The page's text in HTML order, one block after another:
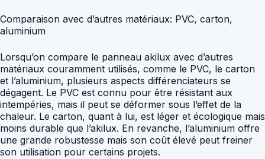
Comparaison avec d’autres matériaux: PVC, carton,
aluminium
Lorsqu’on compare le panneau akilux avec d’autres
matériaux couramment utilisés, comme le PVC, le carton
et l’aluminium, plusieurs aspects différenciateurs se
dégagent. Le PVC est connu pour être résistant aux
intempéries, mais il peut se déformer sous l’effet de la
chaleur. Le carton, quant à lui, est léger et écologique mais
moins durable que l’akilux. En revanche, l’aluminium offre
une grande robustesse mais son coût élevé peut freiner
son utilisation pour certains projets.